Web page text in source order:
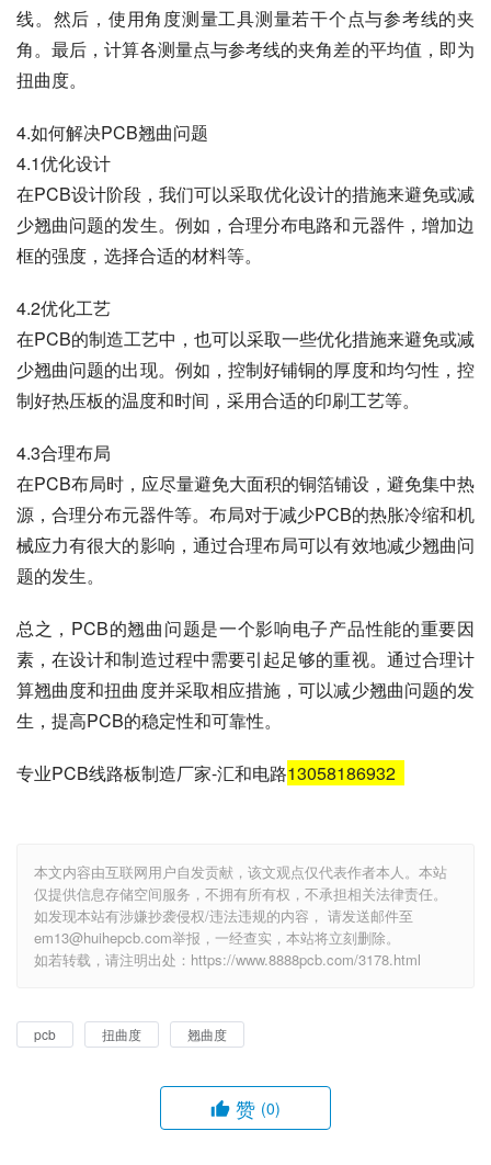
线。然后，使用角度测量工具测量若干个点与参考线的夹
角。最后，计算各测量点与参考线的夹角差的平均值，即为
扭曲度。
4.如何解决PCB翘曲问题
4.1优化设计
在PCB设计阶段，我们可以采取优化设计的措施来避免或减
少翘曲问题的发生。例如，合理分布电路和元器件，增加边
框的强度，选择合适的材料等。
4.2优化工艺
在PCB的制造工艺中，也可以采取一些优化措施来避免或减
少翘曲问题的出现。例如，控制好铺铜的厚度和均匀性，控
制好热压板的温度和时间，采用合适的印刷工艺等。
4.3合理布局
在PCB布局时，应尽量避免大面积的铜箔铺设，避免集中热
源，合理分布元器件等。布局对于减少PCB的热胀冷缩和机
械应力有很大的影响，通过合理布局可以有效地减少翘曲问
题的发生。
总之，PCB的翘曲问题是一个影响电子产品性能的重要因
素，在设计和制造过程中需要引起足够的重视。通过合理计
算翘曲度和扭曲度并采取相应措施，可以减少翘曲问题的发
生，提高PCB的稳定性和可靠性。
专业PCB线路板制造厂家-汇和电路13058186932
本文内容由互联网用户自发贡献，该文观点仅代表作者本人。本站
仅提供信息存储空间服务，不拥有所有权，不承担相关法律责任。
如发现本站有涉嫌抄袭侵权/违法违规的内容， 请发送邮件至
em13@huihepcb.com举报，一经查实，本站将立刻删除。
如若转载，请注明出处：https://www.8888pcb.com/3178.html
pcb 扭曲度 翘曲度
赞 (0)